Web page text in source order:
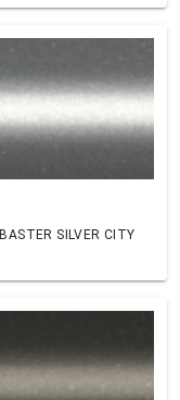
SILVER CITY